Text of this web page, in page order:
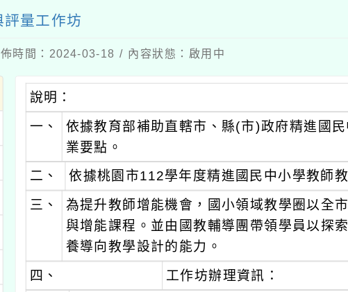
量工作坊
時間：2024-03-18 / 內容狀態：啟用中
說明：
一、
依據教育部補助直轄市、縣(市)政府精進國
業要點。
二、 依據桃園市112學年度精進國民中小學教師
三、
為提升教師增能機會，國小領域教學圈以全
與增能課程。並由國教輔導團帶領學員以探
養導向教學設計的能力。
四、
工作坊辦理資訊：